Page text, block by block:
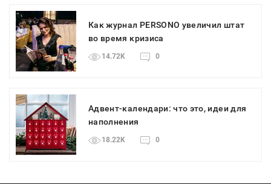
Как журнал PERSONO увеличил штат
во время кризиса
14.72K 0
Адвент-календари: что это, идеи для
наполнения
18.22K 0